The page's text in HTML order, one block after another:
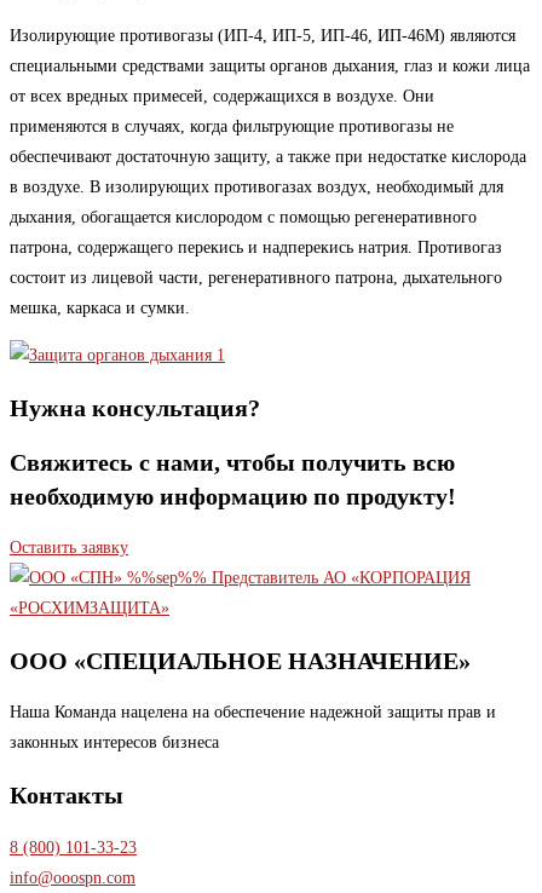
Изолирующие противогазы (ИП-4, ИП-5, ИП-46, ИП-46М) являются
специальными средствами защиты органов дыхания, глаз и кожи лица
от всех вредных примесей, содержащихся в воздухе. Они
применяются в случаях, когда фильтрующие противогазы не
обеспечивают достаточную защиту, а также при недостатке кислорода
в воздухе. В изолирующих противогазах воздух, необходимый для
дыхания, обогащается кислородом с помощью регенеративного
патрона, содержащего перекись и надперекись натрия. Противогаз
состоит из лицевой части, регенеративного патрона, дыхательного
мешка, каркаса и сумки.
Нужна консультация?
Свяжитесь с нами, чтобы получить всю
необходимую информацию по продукту!
Оставить заявку
ООО «СПЕЦИАЛЬНОЕ НАЗНАЧЕНИЕ»
Наша Команда нацелена на обеспечение надежной защиты прав и
законных интересов бизнеса
Контакты
8 (800) 101-33-23
info@ooospn.com